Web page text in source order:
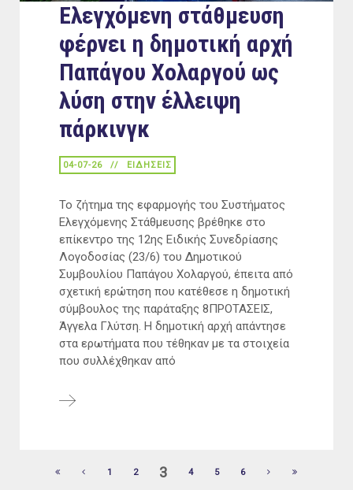
Eλεγχόμενη στάθμευση
φέρνει η δημοτική αρχή
Παπάγου Χολαργού ως
λύση στην έλλειψη
πάρκινγκ
04-07-26 ΕΙΔΉΣΕΙΣ
Το ζήτημα της εφαρμογής του Συστήματος
Ελεγχόμενης Στάθμευσης βρέθηκε στο
επίκεντρο της 12ης Ειδικής Συνεδρίασης
Λογοδοσίας (23/6) του Δημοτικού
Συμβουλίου Παπάγου Χολαργού, έπειτα από
σχετική ερώτηση που κατέθεσε η δημοτική
σύμβουλος της παράταξης 8ΠΡΟΤΑΣΕΙΣ,
Άγγελα Γλύτση. Η δημοτική αρχή απάντησε
στα ερωτήματα που τέθηκαν με τα στοιχεία
που συλλέχθηκαν από
1 2 3 4 5 6